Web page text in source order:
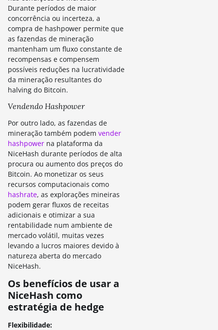
Durante períodos de maior
concorrência ou incerteza, a
compra de hashpower permite que
as fazendas de mineração
mantenham um fluxo constante de
recompensas e compensem
possíveis reduções na lucratividade
da mineração resultantes do
halving do Bitcoin.
Vendendo Hashpower
Por outro lado, as fazendas de
mineração também podem vender
hashpower na plataforma da
NiceHash durante períodos de alta
procura ou aumento dos preços do
Bitcoin. Ao monetizar os seus
recursos computacionais como
hashrate, as explorações mineiras
podem gerar fluxos de receitas
adicionais e otimizar a sua
rentabilidade num ambiente de
mercado volátil, muitas vezes
levando a lucros maiores devido à
natureza aberta do mercado
NiceHash.
Os benefícios de usar a
NiceHash como
estratégia de hedge
Flexibilidade: